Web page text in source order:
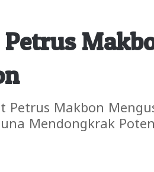
Petrus Makbon
Mendongkrak